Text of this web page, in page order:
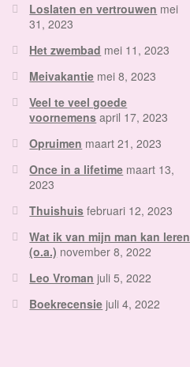
Loslaten en vertrouwen mei
31, 2023
Het zwembad mei 11, 2023
Meivakantie mei 8, 2023
Veel te veel goede
voornemens april 17, 2023
Opruimen maart 21, 2023
Once in a lifetime maart 13,
2023
Thuishuis februari 12, 2023
Wat ik van mijn man kan leren
(o.a.) november 8, 2022
Leo Vroman juli 5, 2022
Boekrecensie juli 4, 2022